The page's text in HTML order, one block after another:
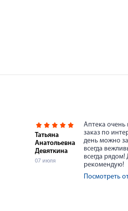
Татьяна
Анатольевна
Девяткина
07 июля
Аптека очень
заказ по
день можно
всегда
всегда
рекомендую!
Посмотреть